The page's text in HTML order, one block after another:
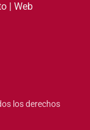
| Web
los derechos